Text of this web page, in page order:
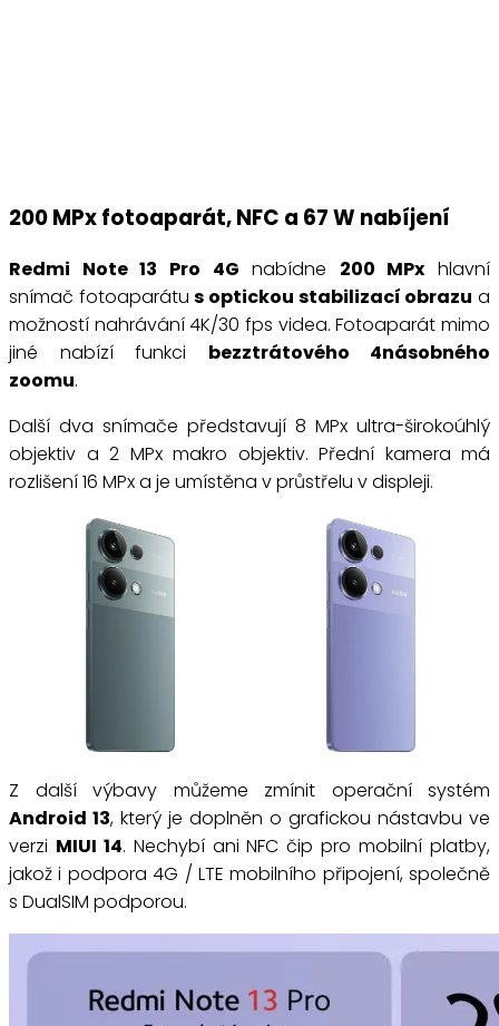
200 MPx fotoaparát, NFC a 67 W nabíjení
Redmi Note 13 Pro 4G nabídne 200 MPx hlavní
snímač fotoaparátus optickou stabilizací obrazu a
možností nahrávání 4K/30 fps videa. Fotoaparát mimo
jiné nabízí funkci bezztrátového 4násobného
zoomu.
Další dva snímače představují 8 MPx ultra-širokoúhlý
objektiv a 2 MPx makro objektiv. Přední kamera má
rozlišení 16 MPx a je umístěna v průstřelu v displeji.
Z další výbavy můžeme zmínit operační systém
Android 13, který je doplněn o grafickou nástavbu ve
verzi MIUI 14. Nechybí ani NFC čip pro mobilní platby,
jakož i podpora 4G / LTE mobilního připojení, společně
s DualSIM podporou.